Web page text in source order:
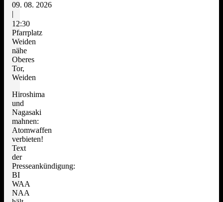
09. 08. 2026
|
12:30
Pfarrplatz
Weiden
nähe
Oberes
Tor,
Weiden
Hiroshima
und
Nagasaki
mahnen:
Atomwaffen
verbieten!
Text
der
Presseankündigung:
BI
WAA
NAA